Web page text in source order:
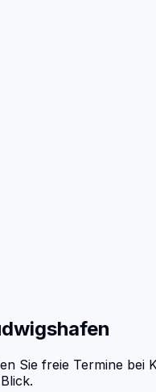
Sie freie Termine bei